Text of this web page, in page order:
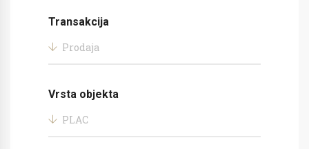
Transakcija
Prodaja
Vrsta objekta
PLAC